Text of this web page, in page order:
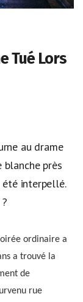
Tué Lors
au drame
près
été interpellé.
ordinaire a
a trouvé la
de
rue